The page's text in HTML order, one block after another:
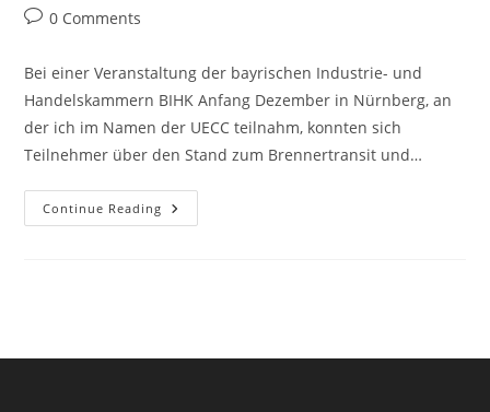
Post0 Comments
Bei einer Veranstaltung der bayrischen Industrie- und
Handelskammern BIHK Anfang Dezember in Nürnberg, an
der ich im Namen der UECC teilnahm, konnten sich
Teilnehmer über den Stand zum Brennertransit und…
Continue Reading Alpentransit:
Der